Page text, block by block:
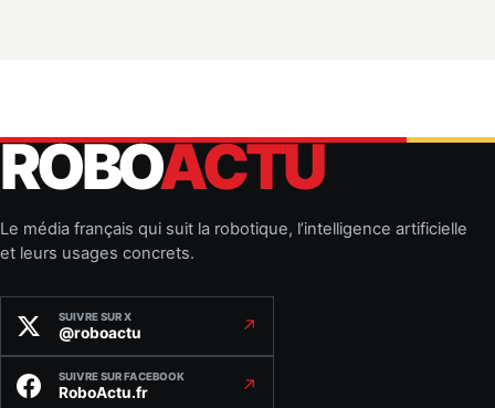
ROBOACTU
Le média français qui suit la robotique, l’intelligence artificielle
et leurs usages concrets.
SUIVRE SUR X
@roboactu ↗
SUIVRE SUR FACEBOOK
RoboActu.fr ↗